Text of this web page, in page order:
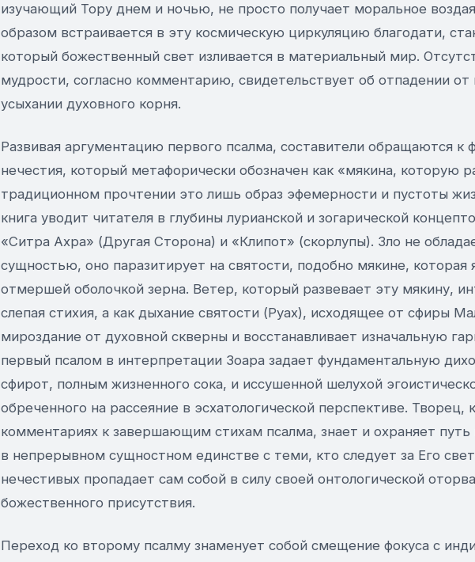
изучающий Тору днем и ночью, не просто получает моральное
образом встраивается в эту космическую циркуляцию благодати,
который божественный свет изливается в материальный мир.
мудрости, согласно комментарию, свидетельствует об отпадении от
усыхании духовного корня.
Развивая аргументацию первого псалма, составители обращаются к
нечестия, который метафорически обозначен как «мякина, которую
традиционном прочтении это лишь образ эфемерности и пустоты
книга уводит читателя в глубины лурианской и зогарической
«Ситра Ахра» (Другая Сторона) и «Клипот» (скорлупы). Зло не
сущностью, оно паразитирует на святости, подобно мякине, которая
отмершей оболочкой зерна. Ветер, который развевает эту мякину,
слепая стихия, а как дыхание святости (Руах), исходящее от сфиры
мироздание от духовной скверны и восстанавливает изначальную
первый псалом в интерпретации Зоара задает фундаментальную
сфирот, полным жизненного сока, и иссушенной шелухой
обреченного на рассеяние в эсхатологической перспективе. Творец,
комментариях к завершающим стихам псалма, знает и охраняет
в непрерывном сущностном единстве с теми, кто следует за Его
нечестивых пропадает сам собой в силу своей онтологической
божественного присутствия.
Переход ко второму псалму знаменует собой смещение фокуса с